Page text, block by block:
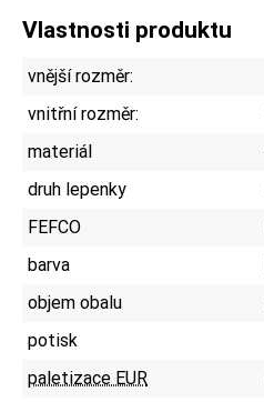
Vlastnosti produktu
vnější rozměr:
vnitřní rozměr:
materiál
druh lepenky
FEFCO
barva
objem obalu
potisk
paletizace EUR